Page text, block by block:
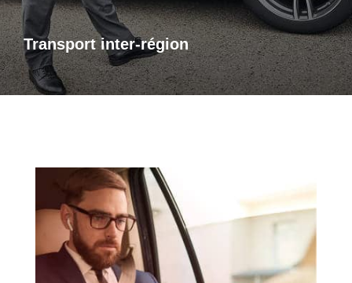
Transport inter-région